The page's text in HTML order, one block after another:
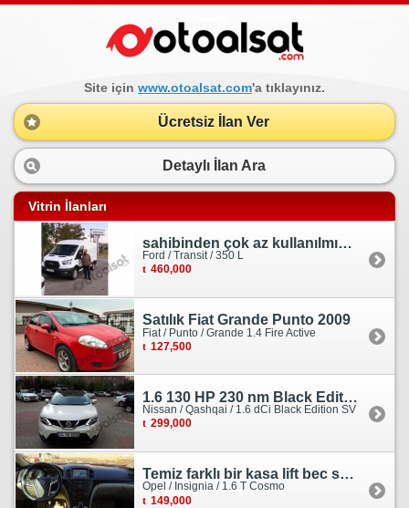
Site için www.otoalsat.com'a tıklayınız.
Ücretsiz İlan Ver
Detaylı İlan Ara
Vitrin İlanları
sahibinden çok az kullanılmış orjinal ford transit
Ford / Transit / 350 L
460,000
Satılık Fiat Grande Punto 2009
Fiat / Punto / Grande 1.4 Fire Active
127,500
1.6 130 HP 230 nm Black Edition servis bakımlı
Nissan / Qashqai / 1.6 dCi Black Edition SV
299,000
Temiz farklı bir kasa lift bec sedan görünümlü heçbek
Opel / Insignia / 1.6 T Cosmo
149,000